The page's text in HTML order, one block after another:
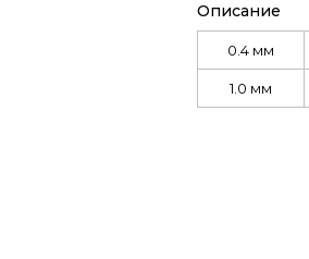
Описание
0.4 мм
1.0 мм